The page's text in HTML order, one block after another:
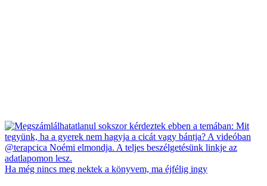
Ha még nincs meg nektek a könyvem, ma éjfélig ingy